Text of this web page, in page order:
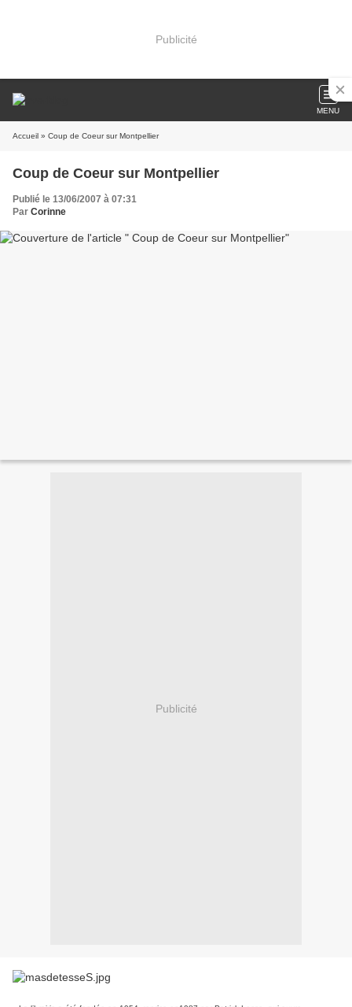
Publicité
MENU
Accueil » Coup de Coeur sur Montpellier
Coup de Coeur sur Montpellier
Publié le 13/06/2007 à 07:31
Par Corinne
Publicité